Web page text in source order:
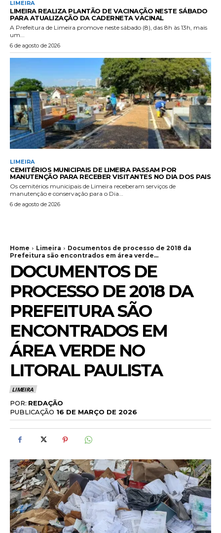
LIMEIRA
LIMEIRA REALIZA PLANTÃO DE VACINAÇÃO NESTE SÁBADO
PARA ATUALIZAÇÃO DA CADERNETA VACINAL
A Prefeitura de Limeira promove neste sábado (8), das 8h às 13h, mais
um...
6 de agosto de 2026
LIMEIRA
CEMITÉRIOS MUNICIPAIS DE LIMEIRA PASSAM POR
MANUTENÇÃO PARA RECEBER VISITANTES NO DIA DOS PAIS
Os cemitérios municipais de Limeira receberam serviços de
manutenção e conservação para o Dia...
6 de agosto de 2026